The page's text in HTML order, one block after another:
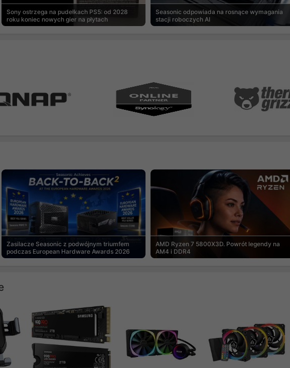
Sony ostrzega na pudełkach PS5: od 2028
roku koniec nowych gier na płytach
Seasonic odpowiada na rosnące wymagania
stacji roboczych AI
Zasilacze Seasonic z podwójnym triumfem
podczas European Hardware Awards 2026
AMD Ryzen 7 5800X3D. Powrót legendy na
AM4 i DDR4